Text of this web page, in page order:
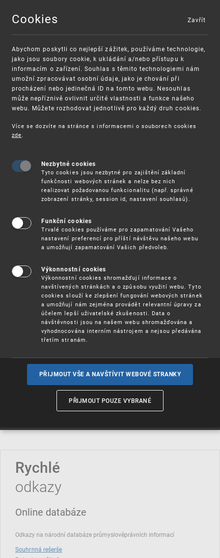
MENU
VAROVÁNÍ
Finanční podpora
Vynálezy / Patenty
Užitnévzory
Ochrannéznámky
Označení původua zeměpisná
Rychlé
odkazy
Online databáze
Odkazy na národní databáze průmyslověprávních informací
Souhrnná rešerše
Cookies
Abychom poskytli co nejlepší zážitek, používáme technologie,
jako jsou soubory cookie, k ukládání a/nebo přístupu k
informacím o zařízení. Souhlas s těmito technologiemi nám
umožní zpracovávat osobní údaje, jako je chování při
procházení nebo jedinečná ID na tomto webu. Nesouhlas
může nepříznivě ovlivnit určité vlastnosti a funkce našeho
webu. Můžete rozhodovat jednotlivě pro každý druh cookies.
Více se dozvíte na stránce s informacemi o souborech cookies
zde.
Nezbytné cookies
Tyto cookies jsou nezbytné pro zajištění základní
funkčnosti webových stránek a nelze bez nich
realizovat požadovanou funkcionalitu (např. správné
zobrazení stránky, session id, nastavení souhlasů).
Funkční cookies
Trvalé cookies používáme pro zapamatování Vašeho
nastavení preferencí pro příští návštěvu našeho webu
a umožňují zapamatování Vašich předvoleb.
Výkonnostní cookies
Výkonnostní cookies shromažďují informace o
navštívených stránkách a o způsobu využití webu. Tyto
cookies slouží ke zlepšení fungování webových stránek
a umožňují nám zejména provádět relevantní úpravy za
účelem lepší uživatelské zkušenosti. Data o
návštěvnosti jsou na našem webu shromažďována a
vyhodnocována interním nástrojem a nejsou předávána
třetím stranám.
PŘIJMOUT VŠE A NAVŠTÍVIT WEBOVÉ STRANKY
PŘIJMOUT POUZE VYBRANÉ
Zavřít